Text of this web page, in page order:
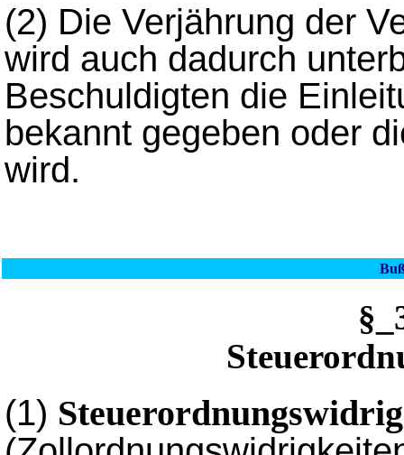
(2) Die Verjährung der
wird auch dadurch
Beschuldigten die
bekannt gegeben oder
wird.
(1)